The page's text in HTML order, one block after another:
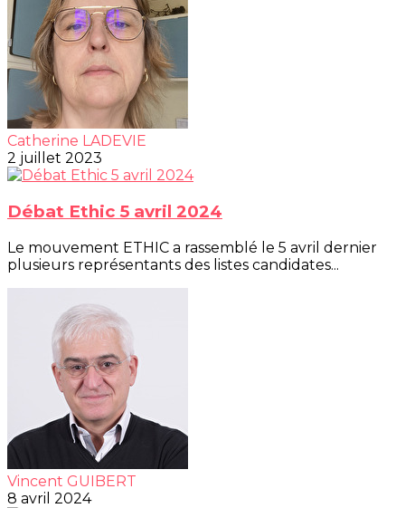
Catherine LADEVIE
2 juillet 2023
Débat Ethic 5 avril 2024
Le mouvement ETHIC a rassemblé le 5 avril dernier
plusieurs représentants des listes candidates...
Vincent GUIBERT
8 avril 2024